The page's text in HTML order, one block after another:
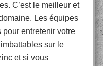
C’est le meilleur et
Les équipes
entretenir votre
sur le
et si vous